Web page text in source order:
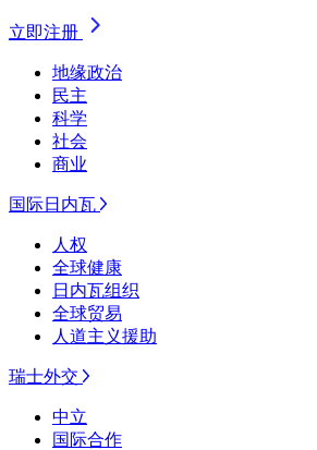
立即注册
地缘政治
民主
科学
社会
商业
国际日内瓦
人权
全球健康
日内瓦组织
全球贸易
人道主义援助
瑞士外交
中立
国际合作